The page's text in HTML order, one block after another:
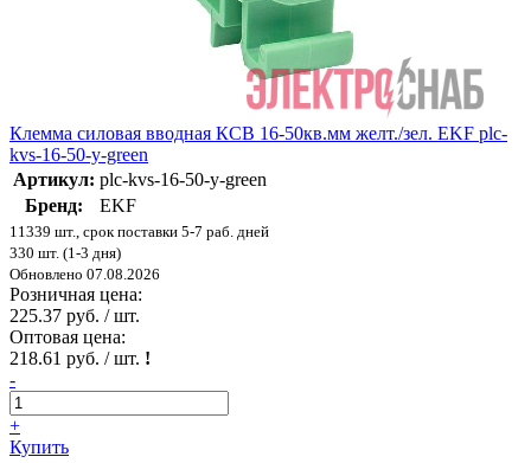
Клемма силовая вводная КСВ 16-50кв.мм желт./зел. EKF plc-
kvs-16-50-y-green
Артикул: plc-kvs-16-50-y-green
Бренд:
EKF
11339 шт., срок поставки 5-7 раб. дней
330 шт. (1-3 дня)
Обновлено 07.08.2026
Розничная цена:
225.37 руб. / шт.
Оптовая цена:
218.61 руб. / шт. !
-
+
Купить